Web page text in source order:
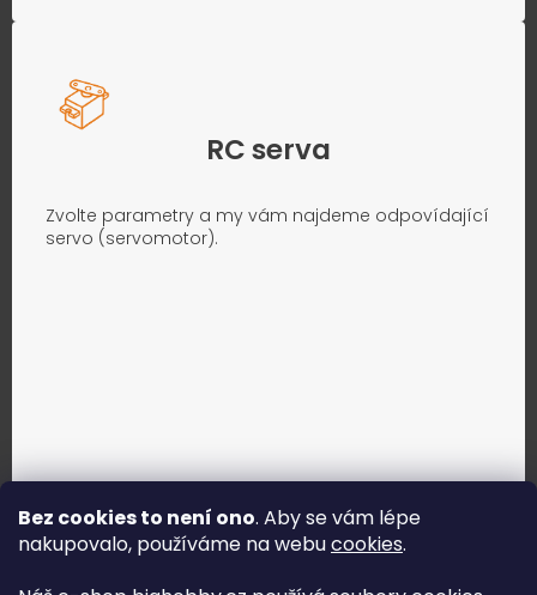
Bez cookies to není ono. Aby se vám lépe
nakupovalo, používáme na webucookies.
RC serva
Zvolte parametry a my vám najdeme odpovídající
servo (servomotor).